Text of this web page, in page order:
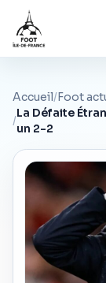
Accueil/Foot
/
La Défaite
un 2-2